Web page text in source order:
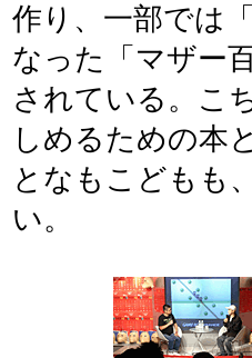
作り、一部では
なった「マザー
されている。こ
しめるための本
となもこどもも
い。